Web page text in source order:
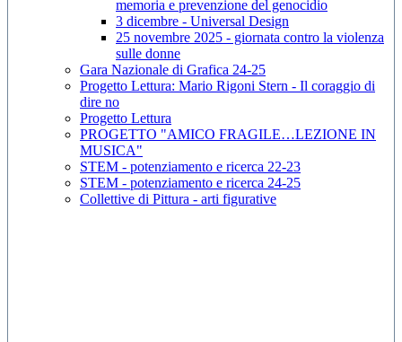
memoria e prevenzione del genocidio
3 dicembre - Universal Design
25 novembre 2025 - giornata contro la violenza
sulle donne
Gara Nazionale di Grafica 24-25
Progetto Lettura: Mario Rigoni Stern - Il coraggio di
dire no
Progetto Lettura
PROGETTO "AMICO FRAGILE…LEZIONE IN
MUSICA"
STEM - potenziamento e ricerca 22-23
STEM - potenziamento e ricerca 24-25
Collettive di Pittura - arti figurative